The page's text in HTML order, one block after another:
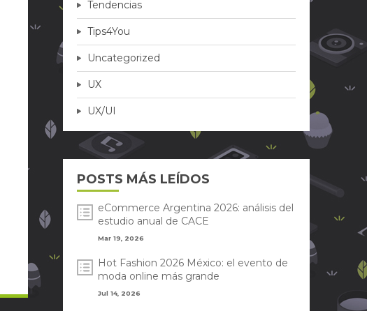
Tendencias
Tips4You
Uncategorized
UX
UX/UI
POSTS MÁS LEÍDOS
eCommerce Argentina 2026: análisis del
estudio anual de CACE
Mar 19, 2026
Hot Fashion 2026 México: el evento de
moda online más grande
Jul 14, 2026